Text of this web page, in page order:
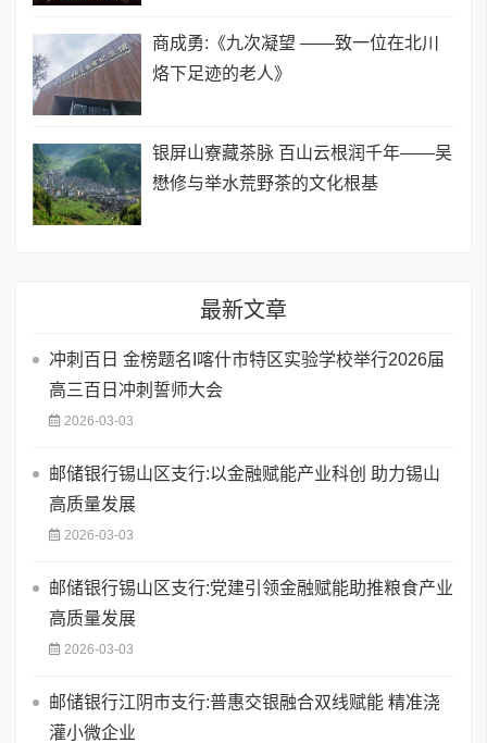
商成勇:《九次凝望 ——致一位在北川
烙下足迹的老人》
银屏山寮藏茶脉 百山云根润千年——吴
懋修与举水荒野茶的文化根基
最新文章
​冲刺百日 金榜题名I喀什市特区实验学校举行2026届
高三百日冲刺誓师大会
2026-03-03
邮储银行锡山区支行:以金融赋能产业科创 助力锡山
高质量发展
2026-03-03
邮储银行锡山区支行:党建引领金融赋能助推粮食产业
高质量发展
2026-03-03
邮储银行江阴市支行:普惠交银融合双线赋能 精准浇
灌小微企业